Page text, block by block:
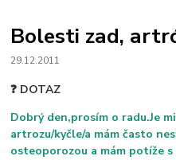
Bolesti zad,
29.12.2011
❓ DOTAZ
Dobrý den,prosím o radu.Je
artrozu/kyčle/a mám často
osteoporozou a mám potíže s